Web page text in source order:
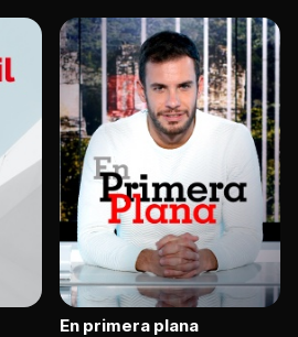
En primera plana